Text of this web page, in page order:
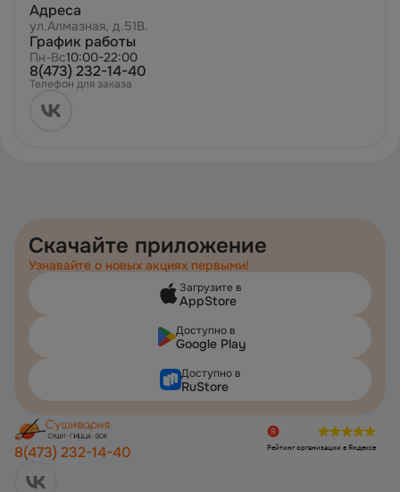
Адреса
ул.Алмазная, д.51В.
График работы
Пн-Вс10:00-22:00
8(473) 232-14-40
Телефон для заказа
Скачайте приложение
Узнавайте о новых акциях первыми!
Загрузите в
AppStore
Доступно в
Google Play
Доступно в
RuStore
8(473) 232-14-40 Рейтинг организации в Яндексе